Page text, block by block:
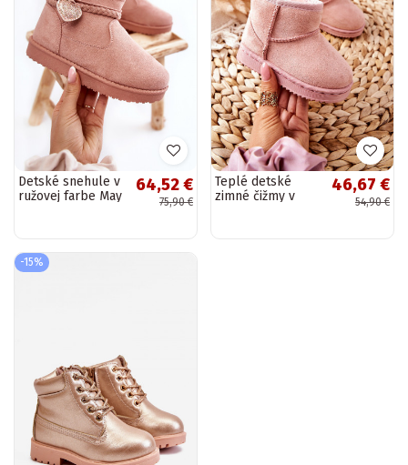
Detské snehule v
ružovej farbe May
64,52 €
75,90 €
Teplé detské
zimné čižmy v
46,67 €
54,90 €
-15%